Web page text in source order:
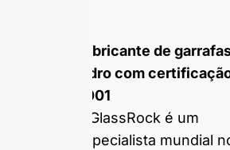
Fabricante de
vidro com
9001
A GlassRock é um
especialista mundial